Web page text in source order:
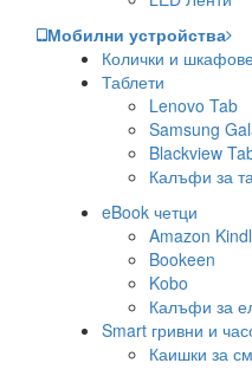
Мобилни устройства
Колички и
Таблети
Lenovo Tab
Samsung
Blackview
Калъфи за
eBook четци
Amazon
Bookeen
Kobo
Калъфи за
Smart гривни и
Каишки за